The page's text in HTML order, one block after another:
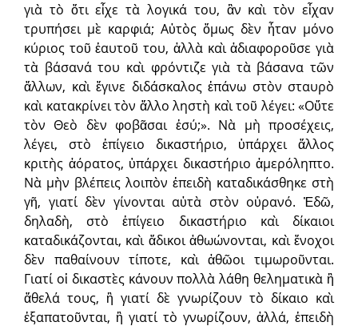
γιὰ τὸ ὅτι εἶχε τὰ λογικά του, ἂν καὶ τὸν εἶχαν
τρυπήσει μὲ καρφιά; Αὐτὸς ὅμως δὲν ἦταν μόνο
κύριος τοῦ ἑαυτοῦ του, ἀλλὰ καὶ ἀδιαφοροῦσε γιὰ
τὰ βάσανά του καὶ φρόντιζε γιὰ τὰ βάσανα τῶν
ἄλλων, καὶ ἔγινε διδάσκαλος ἐπάνω στὸν σταυρὸ
καὶ κατακρίνει τὸν ἄλλο ληστὴ καὶ τοῦ λέγει: «Οὔτε
τὸν Θεὸ δὲν φοβᾶσαι ἐσύ;». Νὰ μὴ προσέχεις,
λέγει, στὸ ἐπίγειο δικαστήριο, ὑπάρχει ἄλλος
κριτὴς ἀόρατος, ὑπάρχει δικαστήριο ἀμερόληπτο.
Νὰ μὴν βλέπεις λοιπὸν ἐπειδὴ καταδικάσθηκε στὴ
γῆ, γιατί δὲν γίνονται αὐτὰ στὸν οὐρανό. Ἐδῶ,
δηλαδὴ, στὸ ἐπίγειο δικαστήριο καὶ δίκαιοι
καταδικάζονται, καὶ ἄδικοι ἀθωώνονται, καὶ ἔνοχοι
δὲν παθαίνουν τίποτε, καὶ ἀθῶοι τιμωροῦνται.
Γιατί οἱ δικαστὲς κάνουν πολλὰ λάθη θεληματικὰ ἢ
ἄθελά τους, ἢ γιατί δὲ γνωρίζουν τὸ δίκαιο καὶ
ἐξαπατοῦνται, ἢ γιατί τὸ γνωρίζουν, ἀλλά, ἐπειδὴ